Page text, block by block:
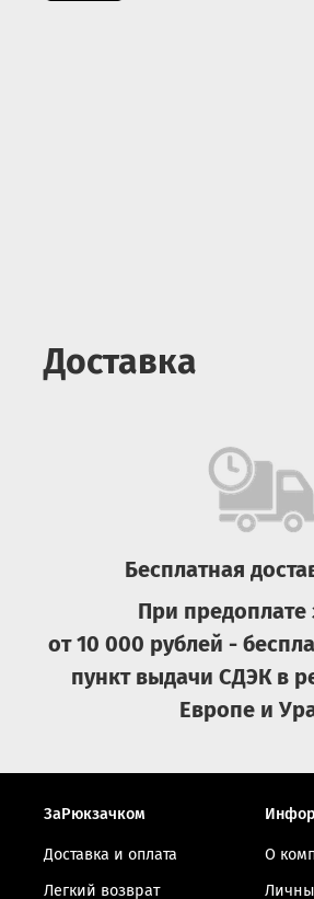
Доставка
Бесплатная
При предоплате
от 10 000 рублей -
пункт выдачи СДЭК в
Европе и
ЗаРюкзачком
Доставка и оплата
Легкий возврат
О